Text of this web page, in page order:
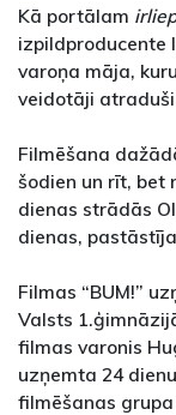
Kā portālam
izpildproducente
varoņa māja,
veidotāji
Filmēšana
šodien un rīt, bet
dienas strādās
dienas,
Filmas “BUM!”
Valsts
filmas varonis
uzņemta 24
filmēšanas